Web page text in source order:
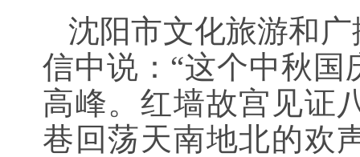
沈阳市文化旅游和
信中说：“这个中秋
高峰。红墙故宫见证
巷回荡天南地北的欢